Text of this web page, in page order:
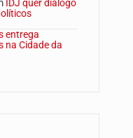
IDJ quer diálogo
entrega
na Cidade da